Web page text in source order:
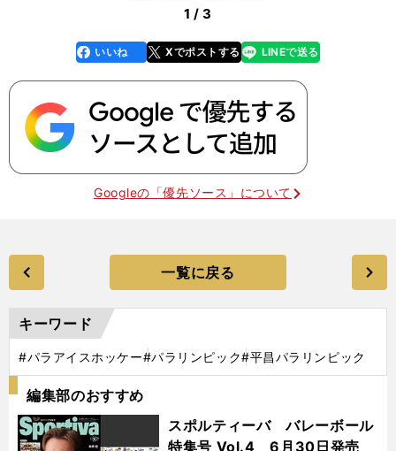
1 / 3
faceboo
k
いいね Xでポストする
line LINEで送る
Googleの「優先ソース」について
一覧に戻る
キーワード
#パラアイスホッケー#パラリンピック#平昌パラリンピック
編集部のおすすめ
スポルティーバ バレーボール
特集号 Vol.4 6月30日発売